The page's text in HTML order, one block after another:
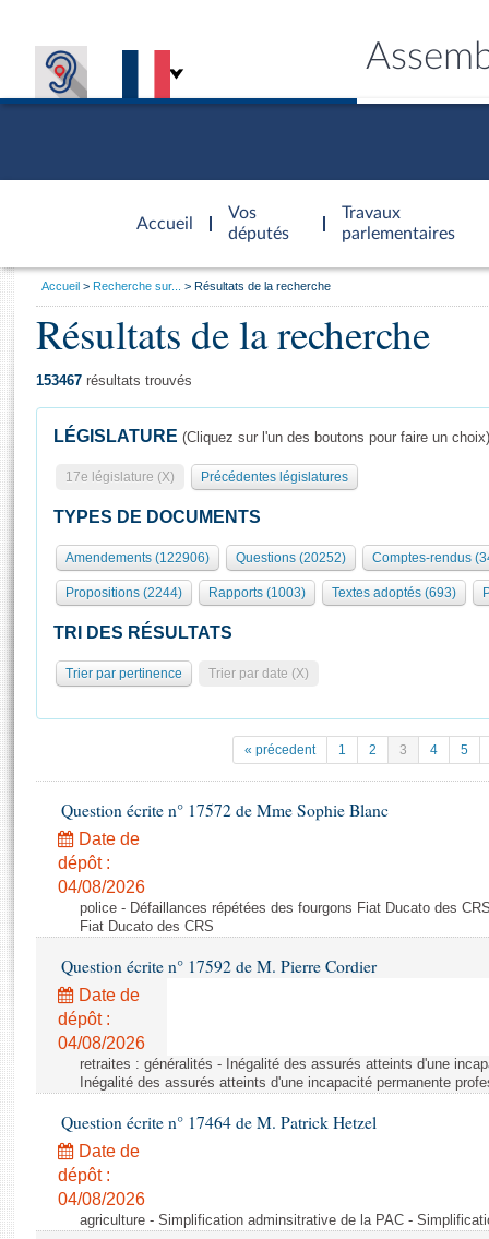
Accueil
d'accueil
Vos
députés
Travaux
parlementaires
Présidence
577 députés
Groupes politiques
Séance publique
Commissions et autres organes
Europe et International
Pétitions
Projets de loi
Propositions de loi
Amendements
Textes adoptés
Rapports législatifs
Rapports sur l'application des lois
Baromètre de l’application des lois
Dossiers législatifs
Budget et sécurité sociale
Questions écrites et orales
Comptes rendus des débats
Général
Rôle et pouvoirs de l'Assemblée
Organisation de l'Assemblée
Présidence Conférence des Présidents Bureau Collège des
Statistiques et chiffres clés
Documents de référence
( Constitution | Règlement de l'Assemblée ... )
Histoire
Juniors
Anciennes législatures
Visiter l'Assemblée
Visite virtuelle du palais Bourbon
Assister à une séance
Contacts et plan d'accès
Photos libres de droit
Vous
Accueil Recherche sur... Résultats de la recherche
Résultats de la recherche
153467 résultats trouvés
LÉGISLATURE (Cliquez sur l'un des boutons pour faire un choix)
17e législature (X) Précédentes législatures
TYPES DE DOCUMENTS
Amendements (122906) Questions (20252) Comptes-rendus
Propositions (2244) Rapports (1003) Textes adoptés (693)
TRI DES RÉSULTATS
Trier par pertinence Trier par date (X)
« précedent 1 2 3 4 5
Question écrite n° 17572 de Mme Sophie Blanc
Date de
dépôt :
04/08/2026
police - Défaillances répétées des fourgons Fiat Ducato des
Fiat Ducato des CRS
Question écrite n° 17592 de M. Pierre Cordier
Date de
dépôt :
04/08/2026
retraites : généralités - Inégalité des assurés atteints d'une
Inégalité des assurés atteints d'une incapacité permanente
Question écrite n° 17464 de M. Patrick Hetzel
Date de
dépôt :
04/08/2026
agriculture - Simplification adminsitrative de la PAC -